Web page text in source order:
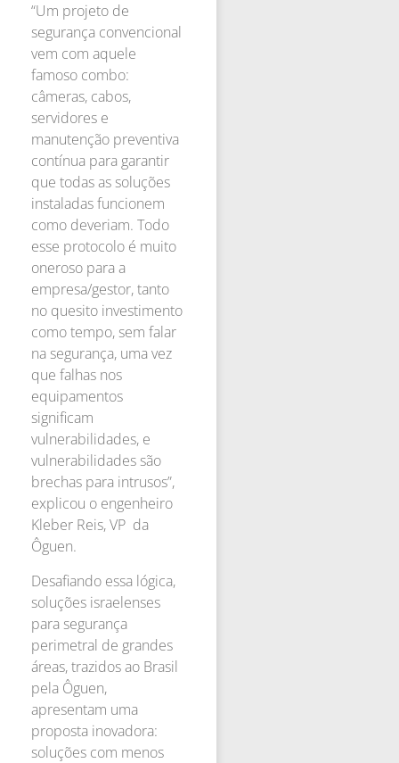
“Um projeto de
segurança convencional
vem com aquele
famoso combo:
câmeras, cabos,
servidores e
manutenção preventiva
contínua para garantir
que todas as soluções
instaladas funcionem
como deveriam. Todo
esse protocolo é muito
oneroso para a
empresa/gestor, tanto
no quesito investimento
como tempo, sem falar
na segurança, uma vez
que falhas nos
equipamentos
significam
vulnerabilidades, e
vulnerabilidades são
brechas para intrusos”,
explicou o engenheiro
Kleber Reis, VP da
Ôguen.
Desafiando essa lógica,
soluções israelenses
para segurança
perimetral de grandes
áreas, trazidos ao Brasil
pela Ôguen,
apresentam uma
proposta inovadora:
soluções com menos